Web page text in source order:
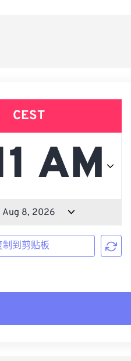
CEST
制到剪贴板